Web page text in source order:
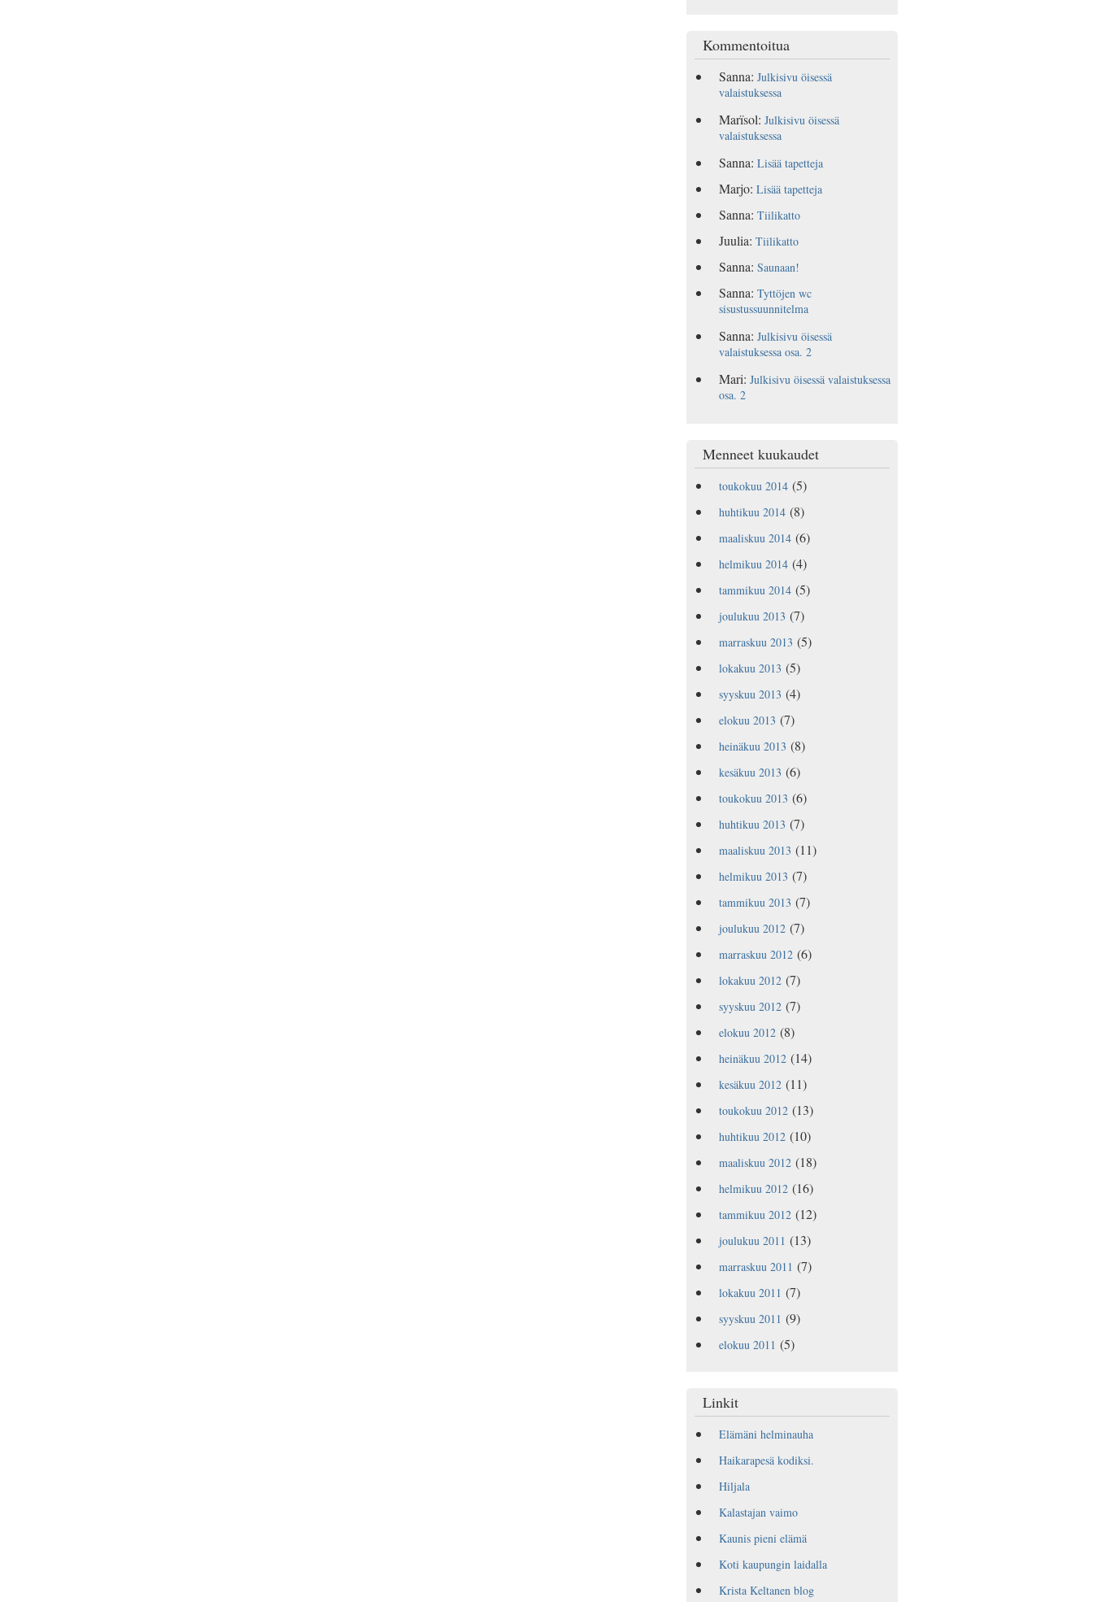
Kommentoitua
Sanna: Julkisivu öisessä
valaistuksessa
Marïsol: Julkisivu öisessä
valaistuksessa
Sanna: Lisää tapetteja
Marjo: Lisää tapetteja
Sanna: Tiilikatto
Juulia: Tiilikatto
Sanna: Saunaan!
Sanna: Tyttöjen wc
sisustussuunnitelma
Sanna: Julkisivu öisessä
valaistuksessa osa. 2
Mari: Julkisivu öisessä valaistuksessa
osa. 2
Menneet kuukaudet
toukokuu 2014(5)
huhtikuu 2014(8)
maaliskuu 2014(6)
helmikuu 2014(4)
tammikuu 2014(5)
joulukuu 2013 (7)
marraskuu 2013 (5)
lokakuu 2013 (5)
syyskuu 2013 (4)
elokuu 2013 (7)
heinäkuu 2013 (8)
kesäkuu 2013 (6)
toukokuu 2013 (6)
huhtikuu 2013 (7)
maaliskuu 2013 (11)
helmikuu 2013 (7)
tammikuu 2013 (7)
joulukuu 2012(7)
marraskuu 2012(6)
lokakuu 2012(7)
syyskuu 2012(7)
elokuu 2012(8)
heinäkuu 2012(14)
kesäkuu 2012(11)
toukokuu 2012(13)
huhtikuu 2012(10)
maaliskuu 2012(18)
helmikuu 2012(16)
tammikuu 2012(12)
joulukuu 2011 (13)
marraskuu 2011 (7)
lokakuu 2011 (7)
syyskuu 2011 (9)
elokuu 2011 (5)
Linkit
Elämäni helminauha
Haikarapesä kodiksi.
Hiljala
Kalastajan vaimo
Kaunis pieni elämä
Koti kaupungin laidalla
Krista Keltanen blog